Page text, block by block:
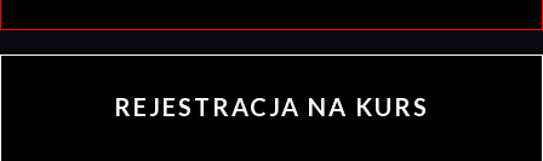
REJESTRACJA NA KURS